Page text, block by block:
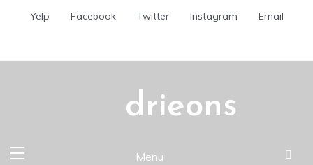
Yelp Facebook Twitter Instagram Email
drieons
Menu